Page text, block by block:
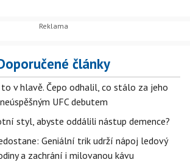
články
v hlavě. Čepo odhalil, co stálo za jeho
neúspěšným UFC debutem
styl, abyste oddálili nástup demence?
Geniální trik udrží nápoj ledový
a zachrání i milovanou kávu